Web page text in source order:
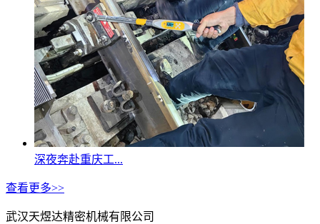
深夜奔赴重庆工...
查看更多>>
武汉天煜达精密机械有限公司